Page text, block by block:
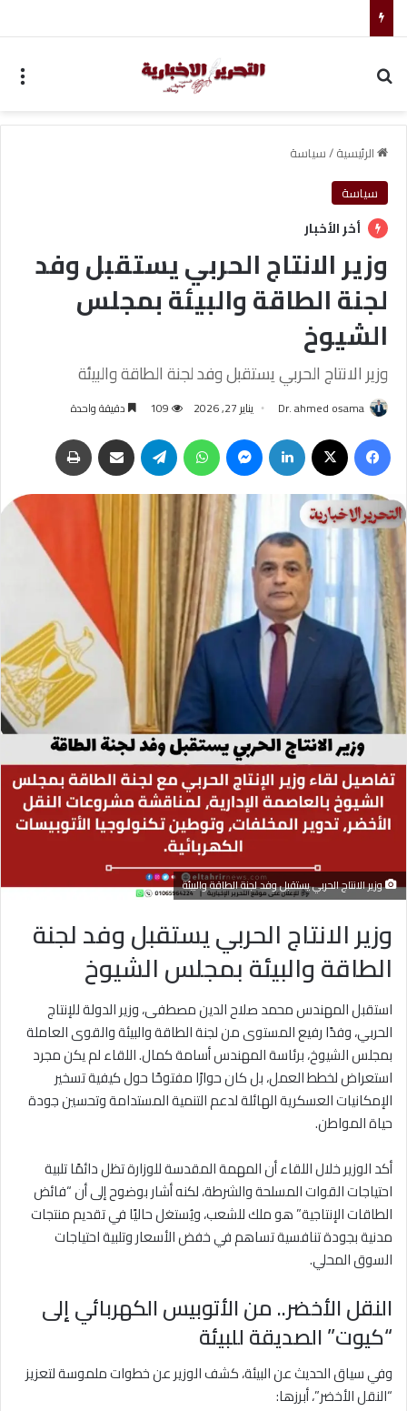
الرئيسية/سياسة
سياسة
أخر الأخبار
وزير الانتاج الحربي يستقبل وفد
لجنة الطاقة والبيئة بمجلس
الشيوخ
وزير الانتاج الحربي يستقبل وفد لجنة الطاقة والبيئة
Dr. ahmed osama يناير 27, 2026 109 دقيقة واحدة
وزير الانتاج الحربي يستقبل وفد لجنة الطاقة والبيئة
وزير الانتاج الحربي يستقبل وفد لجنة
الطاقة والبيئة بمجلس الشيوخ
استقبل المهندس محمد صلاح الدين مصطفى، وزير الدولة للإنتاج
الحربي، وفدًا رفيع المستوى من لجنة الطاقة والبيئة والقوى العاملة
بمجلس الشيوخ، برئاسة المهندس أسامة كمال. اللقاء لم يكن مجرد
استعراض لخطط العمل، بل كان حوارًا مفتوحًا حول كيفية تسخير
الإمكانيات العسكرية الهائلة لدعم التنمية المستدامة وتحسين جودة
حياة المواطن.
أكد الوزير خلال اللقاء أن المهمة المقدسة للوزارة تظل دائمًا تلبية
احتياجات القوات المسلحة والشرطة، لكنه أشار بوضوح إلى أن “فائض
الطاقات الإنتاجية” هو ملك للشعب، ويُستغل حاليًا في تقديم منتجات
مدنية بجودة تنافسية تساهم في خفض الأسعار وتلبية احتياجات
السوق المحلي.
النقل الأخضر.. من الأتوبيس الكهربائي إلى
“كيوت” الصديقة للبيئة
وفي سياق الحديث عن البيئة، كشف الوزير عن خطوات ملموسة لتعزيز
“النقل الأخضر”، أبرزها: